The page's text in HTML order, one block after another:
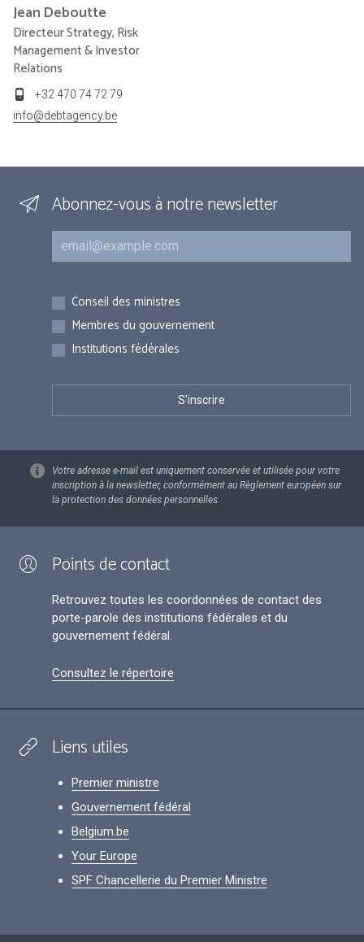
Jean Deboutte
Directeur Strategy, Risk
Management & Investor
Relations
+32 470 74 72 79
info@debtagency.be
Abonnez-vous à notre newsletter
Courriel
Inscriptions
Conseil des ministres
Membres du gouvernement
Institutions fédérales
Votre adresse e-mail est uniquement conservée et utilisée pour votre
inscription à la newsletter, conformément au Règlement européen sur
la protection des données personnelles.
Points de contact
Retrouvez toutes les coordonnées de contact des
porte-parole des institutions fédérales et du
gouvernement fédéral.
Consultez le répertoire
Liens utiles
Premier ministre
Gouvernement fédéral
Belgium.be
Your Europe
SPF Chancellerie du Premier Ministre